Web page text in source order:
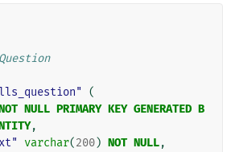
(
NULL PRIMARY KEY GENERATED B
,
varchar(200) NOT NULL,